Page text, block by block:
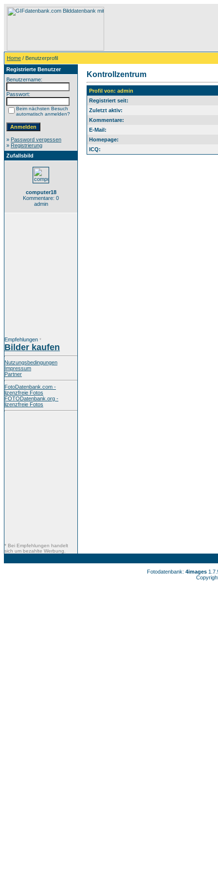
Home / Benutzerprofil
Registrierte Benutzer
Benutzername:
Passwort:
Beim nächsten Besuch
automatisch anmelden?
» Password vergessen
» Registrierung
Zufallsbild
computer18
Kommentare: 0
admin
Empfehlungen *
Bilder kaufen
Nutzungsbedingungen
Impressum
Partner
FotoDatenbank.com -
lizenzfreie Fotos
FOTODatenbank.org -
lizenzfreie Fotos
* Bei Empfehlungen handelt
sich um bezahlte Werbung.
Kontrollzentrum
Profil von: admin
Registriert seit:
Zuletzt aktiv:
Kommentare:
E-Mail:
Homepage:
ICQ:
Fotodatenbank: 4images